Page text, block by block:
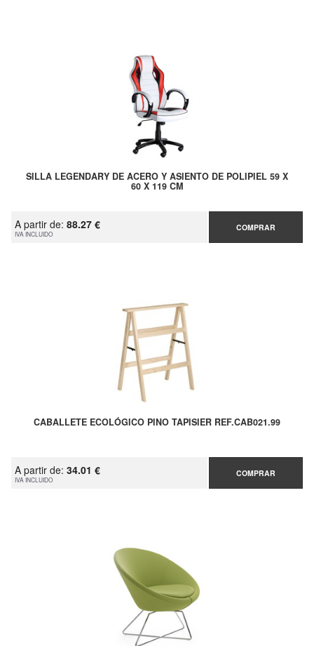
SILLA LEGENDARY DE ACERO Y ASIENTO DE POLIPIEL 59 X
60 X 119 CM
A partir de: 88.27 €
IVA INCLUIDO
COMPRAR
CABALLETE ECOLÓGICO PINO TAPISIER REF.CAB021.99
A partir de: 34.01 €
IVA INCLUIDO
COMPRAR